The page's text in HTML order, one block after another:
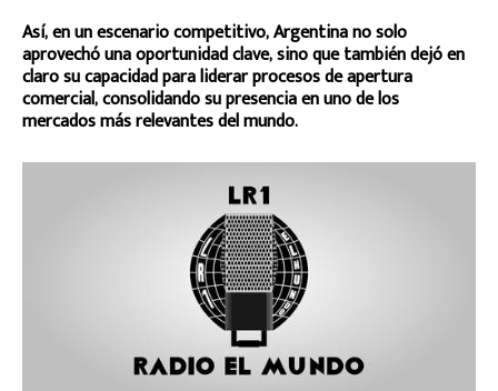
Así, en un escenario competitivo, Argentina no solo
aprovechó una oportunidad clave, sino que también dejó en
claro su capacidad para liderar procesos de apertura
comercial, consolidando su presencia en uno de los
mercados más relevantes del mundo.